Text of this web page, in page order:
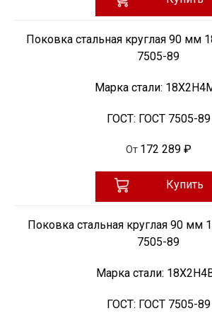
Поковка стальная круглая 90 мм
7505-89
Марка стали:
ГОСТ: ГОСТ 7505-89
От 172 289 ₽
Купить
Поковка стальная круглая 90 мм
7505-89
Марка стали:
ГОСТ: ГОСТ 7505-89